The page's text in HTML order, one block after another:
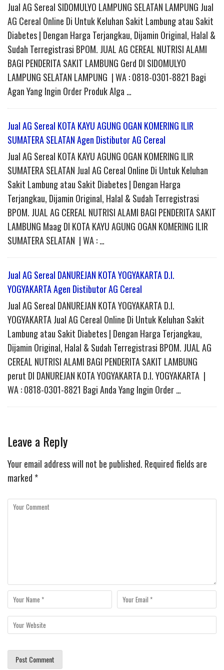
Jual AG Sereal SIDOMULYO LAMPUNG SELATAN LAMPUNG Jual
AG Cereal Online Di Untuk Keluhan Sakit Lambung atau Sakit
Diabetes | Dengan Harga Terjangkau, Dijamin Original, Halal &
Sudah Terregistrasi BPOM. JUAL AG CEREAL NUTRISI ALAMI
BAGI PENDERITA SAKIT LAMBUNG Gerd DI SIDOMULYO
LAMPUNG SELATAN LAMPUNG | WA : 0818-0301-8821 Bagi
Agan Yang Ingin Order Produk Alga …
Jual AG Sereal KOTA KAYU AGUNG OGAN KOMERING ILIR
SUMATERA SELATAN Agen Distibutor AG Cereal
Jual AG Sereal KOTA KAYU AGUNG OGAN KOMERING ILIR
SUMATERA SELATAN Jual AG Cereal Online Di Untuk Keluhan
Sakit Lambung atau Sakit Diabetes | Dengan Harga
Terjangkau, Dijamin Original, Halal & Sudah Terregistrasi
BPOM. JUAL AG CEREAL NUTRISI ALAMI BAGI PENDERITA SAKIT
LAMBUNG Maag DI KOTA KAYU AGUNG OGAN KOMERING ILIR
SUMATERA SELATAN | WA : …
Jual AG Sereal DANUREJAN KOTA YOGYAKARTA D.I.
YOGYAKARTA Agen Distibutor AG Cereal
Jual AG Sereal DANUREJAN KOTA YOGYAKARTA D.I.
YOGYAKARTA Jual AG Cereal Online Di Untuk Keluhan Sakit
Lambung atau Sakit Diabetes | Dengan Harga Terjangkau,
Dijamin Original, Halal & Sudah Terregistrasi BPOM. JUAL AG
CEREAL NUTRISI ALAMI BAGI PENDERITA SAKIT LAMBUNG
perut DI DANUREJAN KOTA YOGYAKARTA D.I. YOGYAKARTA |
WA : 0818-0301-8821 Bagi Anda Yang Ingin Order …
Leave a Reply
Your email address will not be published. Required fields are
marked *